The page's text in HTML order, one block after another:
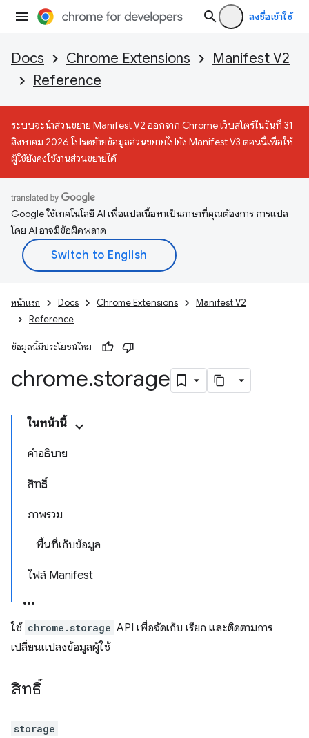
ลงชื่อเข้าใช้
Docs Chrome Extensions
Manifest V2
Reference
ระบบจะนำส่วนขยาย Manifest V2 ออกจาก Chrome เว็บสโตร์ในวันที่ 31
สิงหาคม 2026 โปรดย้ายข้อมูลส่วนขยายไปยัง Manifest V3 ตอนนี้เพื่อให้
ผู้ใช้ยังคงใช้งานส่วนขยายได้
Google ใช้เทคโนโลยี AI เพื่อแปลเนื้อหาเป็นภาษาที่คุณต้องการ การแปล
โดย AI อาจมีข้อผิดพลาด
หน้าแรก Docs Chrome Extensions
Manifest V2
Reference
ข้อมูลนี้มีประโยชน์ไหม
chrome.storage
ในหน้านี้
คำอธิบาย
สิทธิ์
ภาพรวม
พื้นที่เก็บข้อมูล
ไฟล์ Manifest
ใช้ chrome.storage API เพื่อจัดเก็บ เรียก และติดตามการ
เปลี่ยนแปลงข้อมูลผู้ใช้
สิทธิ์
storage